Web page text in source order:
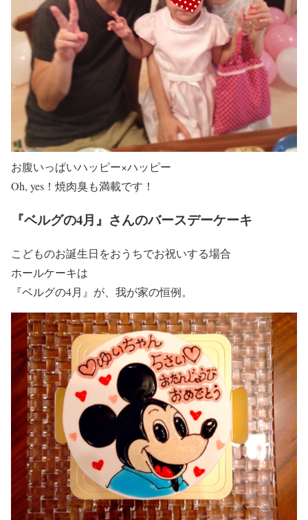
お腹いっぱいハッピー×ハッピー
Oh, yes！焼肉臭も満載です！
『ベルグの4月』さんのバースデーケーキ
こどものお誕生日をおうちでお祝いする場合
ホールケーキは
『ベルグの4月』が、我が家の恒例。